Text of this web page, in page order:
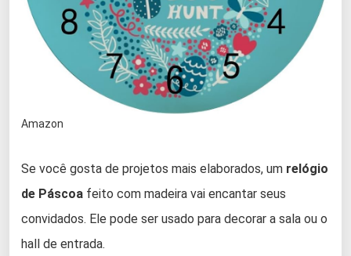
Amazon
Se você gosta de projetos mais elaborados, um relógio
de Páscoa feito com madeira vai encantar seus
convidados. Ele pode ser usado para decorar a sala ou o
hall de entrada.